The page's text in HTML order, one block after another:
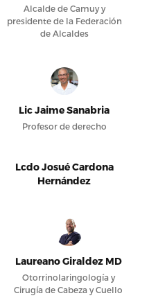
Alcalde de Camuy y
presidente de la Federación
de Alcaldes
Lic Jaime Sanabria
Profesor de derecho
Lcdo Josué Cardona
Hernández
Laureano Giraldez MD
Otorrinolaringología y
Cirugía de Cabeza y Cuello